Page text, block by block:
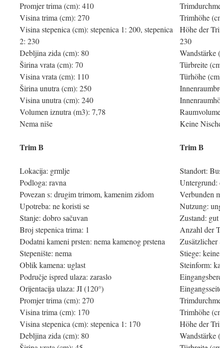
Promjer trima (cm): 410
Visina trima (cm): 270
Visina stepenica (cm): stepenica 1: 200, stepenica
2: 230
Debljina zida (cm): 80
Širina vrata (cm): 70
Visina vrata (cm): 110
Širina unutra (cm): 250
Visina unutra (cm): 240
Volumen iznutra (m3): 7,78
Nema niše
Trimhöhe
Höhe der
230
Wandstärke
Türbreite
Türhöhe
Keine
Trim B
Lokacija: grmlje
Podloga: ravna
Povezan s: drugim trimom, kamenim zidom
Upotreba: ne koristi se
Stanje: dobro sačuvan
Broj stepenica trima: 1
Dodatni kameni prsten: nema kamenog prstena
Stepenište: nema
Oblik kamena: uglast
Područje ispred ulaza: zaraslo
Orijentacija ulaza: JI (120°)
Promjer trima (cm): 270
Visina trima (cm): 170
Visina stepenica (cm): stepenica 1: 170
Debljina zida (cm): 80
Trim B
Standort:
Untergrund:
Verbunden
Nutzung:
Zustand:
Anzahl der
Stiege: keine
Steinform:
Trimhöhe
Höhe der
Wandstärke